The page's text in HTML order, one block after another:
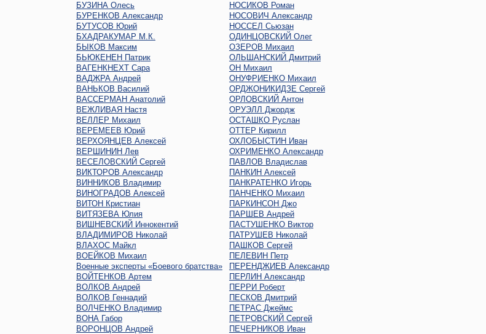
БУЗИНА Олесь
НОСИКОВ Роман
БУРЕНКОВ Александр
НОСОВИЧ Александр
БУТУСОВ Юрий
НОССЕЛ Сьюзан
БХАДРАКУМАР М.К.
ОДИНЦОВСКИЙ Олег
БЫКОВ Максим
ОЗЕРОВ Михаил
БЬЮКЕНЕН Патрик
ОЛЬШАНСКИЙ Дмитрий
ВАГЕНКНЕХТ Сара
ОН Михаил
ВАДЖРА Андрей
ОНУФРИЕНКО Михаил
ВАНЬКОВ Василий
ОРДЖОНИКИДЗЕ Сергей
ВАССЕРМАН Анатолий
ОРЛОВСКИЙ Антон
ВЕЖЛИВАЯ Настя
ОРУЭЛЛ Джордж
ВЕЛЛЕР Михаил
ОСТАШКО Руслан
ВЕРЕМЕЕВ Юрий
ОТТЕР Кирилл
ВЕРХОЯНЦЕВ Алексей
ОХЛОБЫСТИН Иван
ВЕРШИНИН Лев
ОХРИМЕНКО Александр
ВЕСЕЛОВСКИЙ Сергей
ПАВЛОВ Владислав
ВИКТОРОВ Александр
ПАНКИН Алексей
ВИННИКОВ Владимир
ПАНКРАТЕНКО Игорь
ВИНОГРАДОВ Алексей
ПАНЧЕНКО Михаил
ВИТОН Кристиан
ПАРКИНСОН Джо
ВИТЯЗЕВА Юлия
ПАРШЕВ Андрей
ВИШНЕВСКИЙ Иннокентий
ПАСТУШЕНКО Виктор
ВЛАДИМИРОВ Николай
ПАТРУШЕВ Николай
ВЛАХОС Майкл
ПАШКОВ Сергей
ВОЕЙКОВ Михаил
ПЕЛЕВИН Петр
Военные эксперты «Боевого братства»
ПЕРЕНДЖИЕВ Александр
ВОЙТЕНКОВ Артем
ПЕРЛИН Александр
ВОЛКОВ Андрей
ПЕРРИ Роберт
ВОЛКОВ Геннадий
ПЕСКОВ Дмитрий
ВОЛЧЕНКО Владимир
ПЕТРАС Джеймс
ВОНА Габор
ПЕТРОВСКИЙ Сергей
ВОРОНЦОВ Андрей
ПЕЧЕРНИКОВ Иван